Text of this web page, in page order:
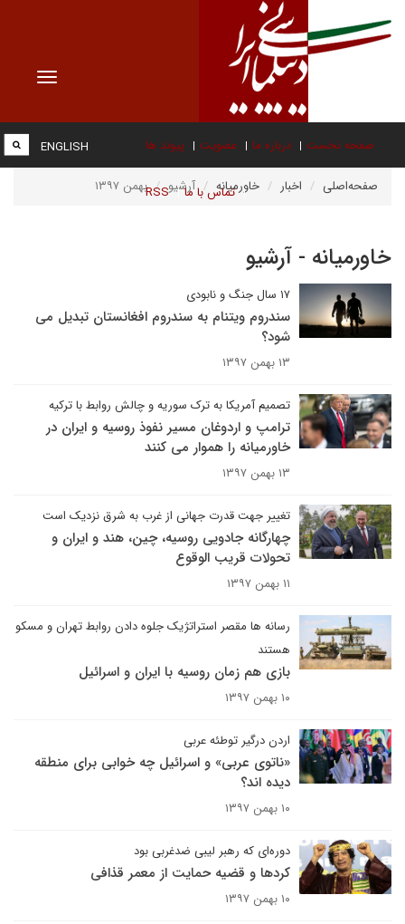
Toggle
صفحه نخست درباره ما عضویت پیوند ها
تماس با ما RSS
ENGLISH
صفحه‌اصلی اخبار خاورمیانه آرشیو بهمن ۱۳۹۷
خاورمیانه - آرشیو
۱۷ سال جنگ و نابودی
سندروم ویتنام به سندروم افغانستان تبدیل می
شود؟
۱۳ بهمن ۱۳۹۷
تصمیم آمریکا به ترک سوریه و چالش روابط با ترکیه
ترامپ و اردوغان مسیر نفوذ روسیه و ایران در
خاورمیانه را هموار می کنند
۱۳ بهمن ۱۳۹۷
تغییر جهت قدرت جهانی از غرب به شرق نزدیک است
چهارگانه جادویی روسیه، چین، هند و ایران و
تحولات قریب الوقوع
۱۱ بهمن ۱۳۹۷
رسانه ها مقصر استراتژیک جلوه دادن روابط تهران و مسکو
هستند
بازی هم زمان روسیه با ایران و اسرائیل
۱۰ بهمن ۱۳۹۷
اردن درگیر توطئه عربی
«ناتوی عربی» و اسرائیل چه خوابی برای منطقه
دیده اند؟
۱۰ بهمن ۱۳۹۷
دوره‌ای که رهبر لیبی ضدغربی بود
کردها و قضیه حمایت از معمر قذافی
۱۰ بهمن ۱۳۹۷